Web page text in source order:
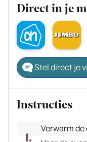
Direct in je
Stel direct je
Instructies
Verwarm de